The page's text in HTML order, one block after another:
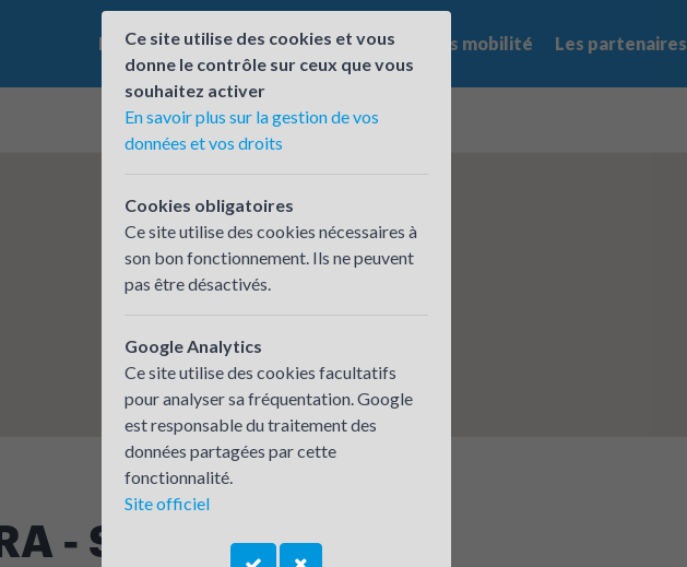
Le challenge Qui participe ? Les offres mobilité Les partenaires
- SAINT DIDIER
Ce site utilise des cookies et vous
donne le contrôle sur ceux que vous
souhaitez activer
En savoir plus sur la gestion de vos
données et vos droits
Cookies obligatoires
Ce site utilise des cookies nécessaires à
son bon fonctionnement. Ils ne peuvent
pas être désactivés.
Google Analytics
Ce site utilise des cookies facultatifs
pour analyser sa fréquentation. Google
est responsable du traitement des
données partagées par cette
fonctionnalité.
Site officiel